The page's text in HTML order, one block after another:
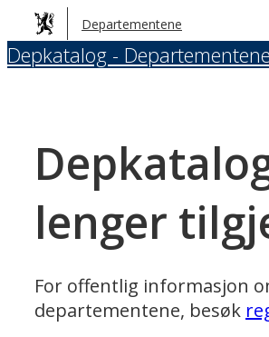
Hopp
til
hovedinnhold
Departementene
Depkatalog -
lenger
For offentlig informasjon
departementene, besøk